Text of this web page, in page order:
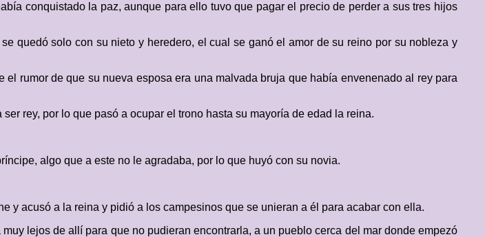
conquistado la paz, aunque para ello tuvo que pagar el precio de perder a sus tres hijos
quedó solo con su nieto y heredero, el cual se ganó el amor de su reino por su nobleza y
rumor de que su nueva esposa era una malvada bruja que había envenenado al rey para
rey, por lo que pasó a ocupar el trono hasta su mayoría de edad la reina.
algo que a este no le agradaba, por lo que huyó con su novia.
y acusó a la reina y pidió a los campesinos que se unieran a él para acabar con ella.
lejos de allí para que no pudieran encontrarla, a un pueblo cerca del mar donde empezó